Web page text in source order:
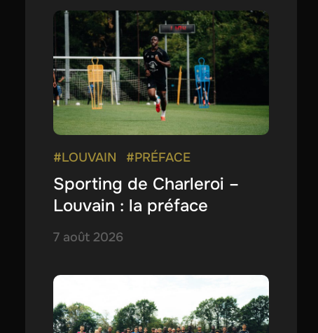
#LOUVAIN #PRÉFACE
Sporting de Charleroi –
Louvain : la préface
7 août 2026